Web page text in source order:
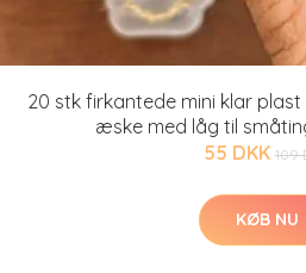
20 stk firkantede mini klar
æske med låg til
55 DKK 109
KØB NU